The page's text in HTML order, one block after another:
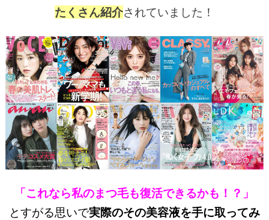
たくさん紹介されていました！
「これなら私のまつ毛も復活できるかも！？」
とすがる思いで実際のその美容液を手に取ってみ